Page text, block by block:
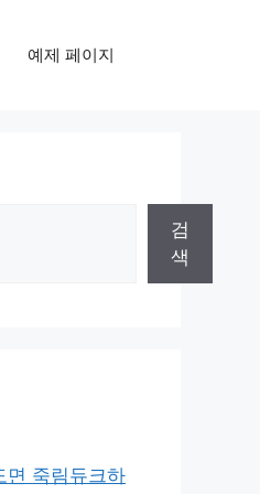
예제 페이지
검
색
면 죽림듀크하